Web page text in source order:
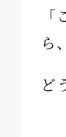
ら
ど